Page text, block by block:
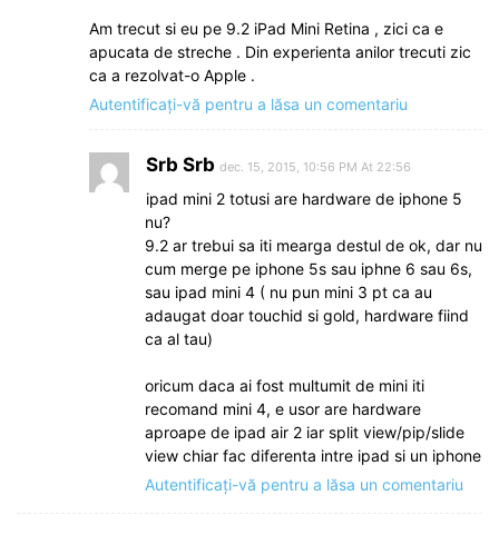
Am trecut si eu pe 9.2 iPad Mini Retina , zici ca e
apucata de streche . Din experienta anilor trecuti zic
ca a rezolvat-o Apple .
Autentificați-vă pentru a lăsa un comentariu
Srb Srb dec. 15, 2015, 10:56 PM At 22:56
ipad mini 2 totusi are hardware de iphone 5
nu?
9.2 ar trebui sa iti mearga destul de ok, dar nu
cum merge pe iphone 5s sau iphne 6 sau 6s,
sau ipad mini 4 ( nu pun mini 3 pt ca au
adaugat doar touchid si gold, hardware fiind
ca al tau)
oricum daca ai fost multumit de mini iti
recomand mini 4, e usor are hardware
aproape de ipad air 2 iar split view/pip/slide
view chiar fac diferenta intre ipad si un iphone
Autentificați-vă pentru a lăsa un comentariu